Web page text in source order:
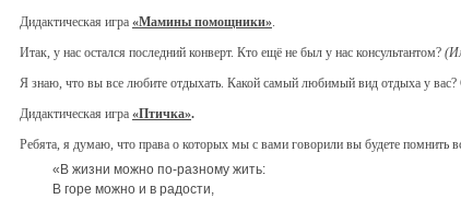
Дидактическая игра «Мамины помощники»
Итак, у нас остался последний конверт. Кто ещё не был у нас консультантом?
Я знаю, что вы все любите отдыхать. Какой самый любимый вид отдыха у вас?
Дидактическая игра «Птичка».
Ребята, я думаю, что права о которых мы с вами говорили вы будете помнить
«В жизни можно по-разному жить:
В горе можно и в радости,